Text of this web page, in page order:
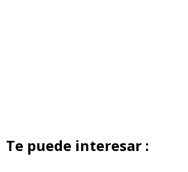
Te puede interesar :